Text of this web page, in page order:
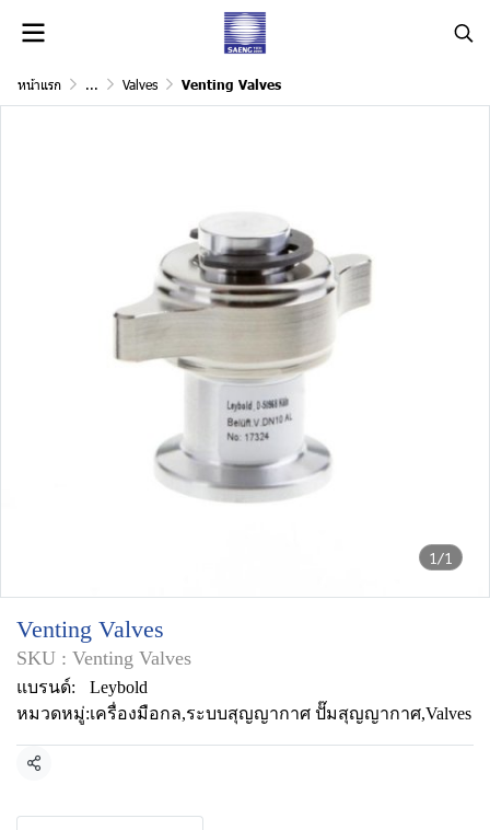
หน้าแรก ... Valves Venting Valves
1/1
Venting Valves
SKU : Venting Valves
แบรนด์:
Leybold
หมวดหมู่:เครื่องมือกล,ระบบสุญญากาศ ปั๊มสุญญากาศ,Valves
แชร์